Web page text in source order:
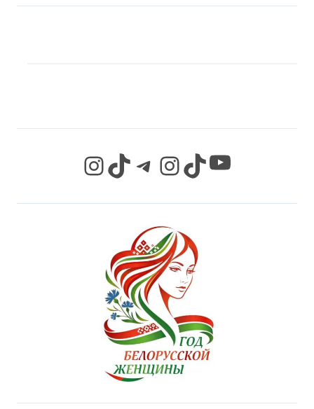
InstagramTikTok Telegram InstagramTikTok YouTube